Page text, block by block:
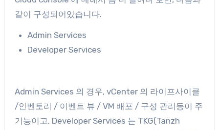
같이 구성되어있습니다.
Admin Services
Developer Services
Admin Services 의 경우, vCenter 의 라이프사이클
/인벤토리 / 이벤트 뷰 / VM 배포 / 구성 관리등이 주
기능이고, Developer Services 는 TKG(Tanzh